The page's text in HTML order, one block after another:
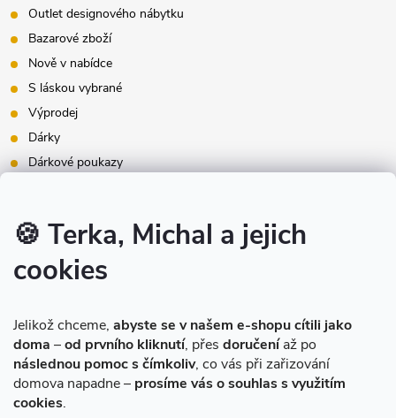
🍪 Terka, Michal a jejich
cookies
Jelikož chceme, abyste se v našem e-shopu cítili jako
doma –od prvního kliknutí, přes doručeníaž po
následnou pomoc s čímkoliv, co vás při zařizování
domova napadne – prosíme vás o souhlas s využitím
cookies.
Outlet designového nábytku
Bazarové zboží
Nově v nabídce
S láskou vybrané
Výprodej
Dárky
Dárkové poukazy
Instagram